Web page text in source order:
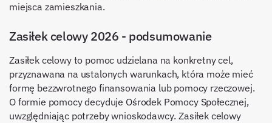
miejsca zamieszkania.
Zasiłek celowy 2026 - podsumowanie
Zasiłek celowy to pomoc udzielana na konkretny cel,
przyznawana na ustalonych warunkach, która może mieć
formę bezzwrotnego finansowania lub pomocy rzeczowej.
O formie pomocy decyduje Ośrodek Pomocy Społecznej,
uwzględniając potrzeby wnioskodawcy. Zasiłek celowy